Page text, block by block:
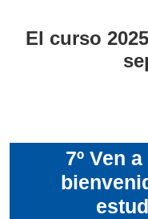
El curso
7º Ven